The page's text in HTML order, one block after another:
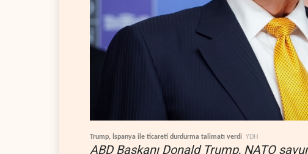
Trump, İspanya ile ticareti durdurma talimatı verdi YDH
ABD Başkanı Donald Trump, NATO